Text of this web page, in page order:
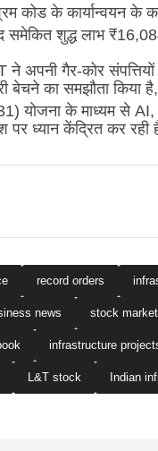
कोड के कार्यान्वयन के
शुद्ध लाभ
ने अपनी गैर-कोर
बेचने का समझौता
योजना के माध्यम से
ध्यान केंद्रित कर रही
record orders
news stock market
infrastructure
L&T stock Indian